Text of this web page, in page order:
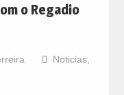
o Regadio
Noticias,